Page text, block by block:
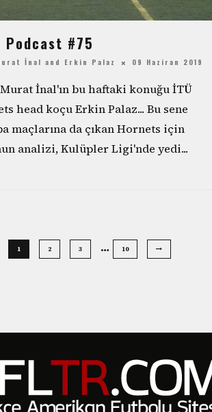
Podcast #75
İnal and Erkin Palaz 09 Haziran 2019
İnal'ın bu haftaki konuğu İTÜ
head koçu Erkin Palaz... Bu sene
maçlarına da çıkan Hornets için
analizi, Kulüpler Ligi'nde yedi...
1 2 3 … 10